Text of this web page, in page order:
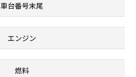
車台番号末尾
エンジン
燃料